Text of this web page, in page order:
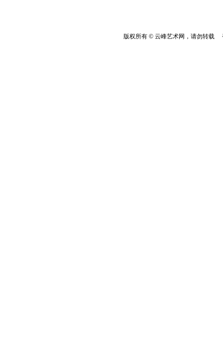
版权所有 © 云峰艺术网，请勿转载